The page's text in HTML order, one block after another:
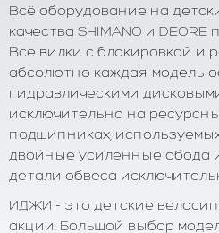
Всё оборудование на
качества SHIMANO и
Все вилки с блокировкой и
абсолютно каждая модель
гидравлическими
исключительно на
подшипниках,
двойные усиленные обода
детали обвеса
ИДЖИ - это детские
акции. Большой выбор